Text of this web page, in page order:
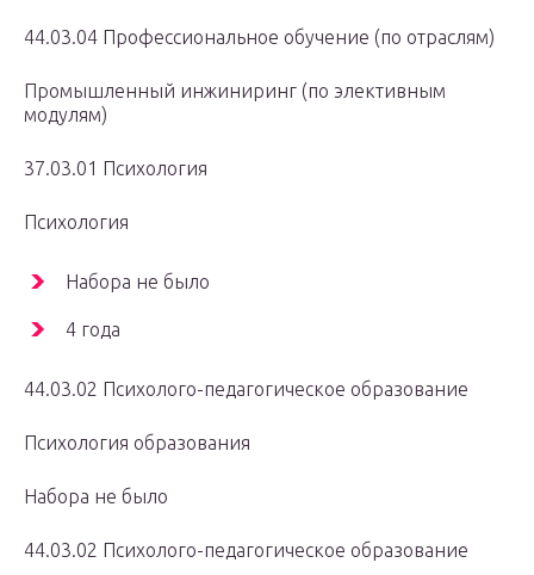
44.03.04 Профессиональное обучение (по отраслям)
Промышленный инжиниринг (по элективным
модулям)
37.03.01 Психология
Психология
Набора не было
4 года
44.03.02 Психолого-педагогическое образование
Психология образования
Набора не было
44.03.02 Психолого-педагогическое образование